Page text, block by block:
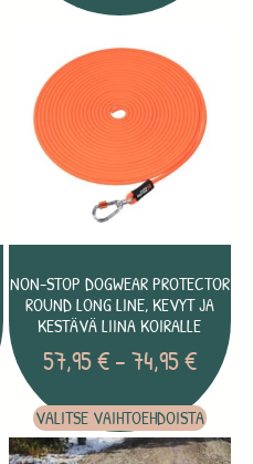
NON-STOP DOGWEAR PROTECTOR
ROUND LONG LINE, KEVYT JA
KESTÄVÄ LIINA KOIRALLE
57,95€ –74,95€
VALITSE VAIHTOEHDOISTA